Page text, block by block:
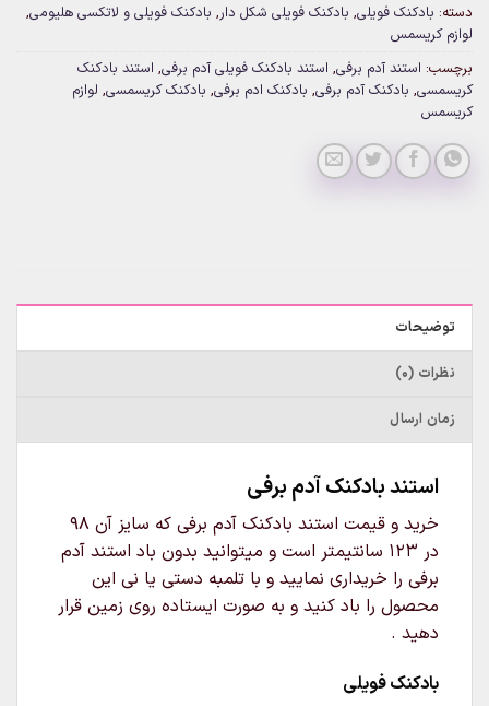
دسته: بادکنک فویلی, بادکنک فویلی شکل دار, بادکنک فویلی و لاتکسی هلیومی,
لوازم کریسمس
برچسب: استند آدم برفی, استند بادکنک فویلی آدم برفی, استند بادکنک
کریسمسی, بادکنک آدم برفی, بادکنک ادم برفی, بادکنک کریسمسی, لوازم
کریسمس
توضیحات
نظرات (0)
زمان ارسال
استند بادکنک آدم برفی
خرید و قیمت استند بادکنک آدم برفی که سایز آن 98
در 123 سانتیمتر است و میتوانید بدون باد استند آدم
برفی را خریداری نمایید و با تلمبه دستی یا نی این
محصول را باد کنید و به صورت ایستاده روی زمین قرار
دهید .
بادکنک فویلی